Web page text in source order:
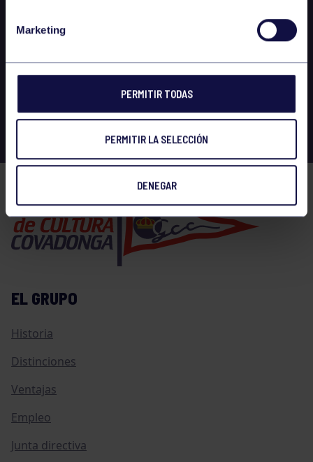
Marketing
PERMITIR TODAS
PERMITIR LA SELECCIÓN
DENEGAR
EL GRUPO
Historia
Distinciones
Ventajas
Empleo
Junta directiva